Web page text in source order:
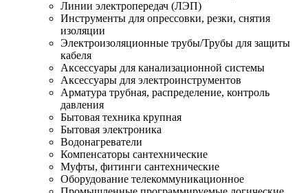
Линии электропередач (ЛЭП)
Инструменты для опрессовки, резки, снятия
изоляции
Электроизоляционные трубы/Трубы для защиты
кабеля
Аксессуары для канализационной системы
Аксессуары для электроинструментов
Арматура трубная, распределение, контроль
давления
Бытовая техника крупная
Бытовая электроника
Водонагреватели
Компенсаторы сантехнические
Муфты, фитинги сантехнические
Оборудование телекоммуникационное